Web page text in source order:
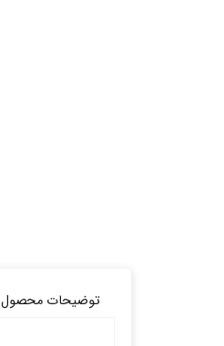
توضیحات محصول